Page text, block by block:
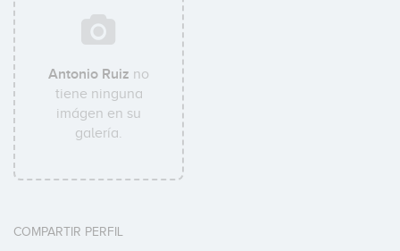
Antonio Ruiz no
tiene ninguna
imágen en su
galería.
COMPARTIR PERFIL